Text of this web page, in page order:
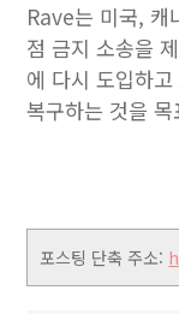
Rave는 미국, 캐
점 금지 소송을
에 다시 도입하
복구하는 것을
포스팅 단축 주소: